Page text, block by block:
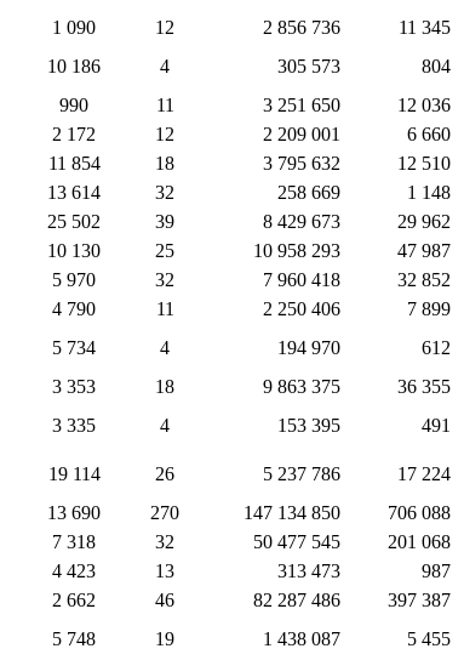
1 090 12 2 856 736
11 345
10 186 4 305 573
804
990 11 3 251 650
12 036
2 172 12 2 209 001
6 660
11 854 18 3 795 632
12 510
13 614 32 258 669
1 148
25 502 39 8 429 673
29 962
10 130 25 10 958 293
47 987
5 970 32 7 960 418
32 852
4 790 11 2 250 406
7 899
5 734 4 194 970
612
3 353 18 9 863 375
36 355
3 335 4 153 395 491
19 114 26 5 237 786
17 224
13 690 270 147 134 850
706 088
7 318 32 50 477 545
201 068
4 423 13 313 473
987
2 662 46 82 287 486
397 387
5 748 19 1 438 087 5 455